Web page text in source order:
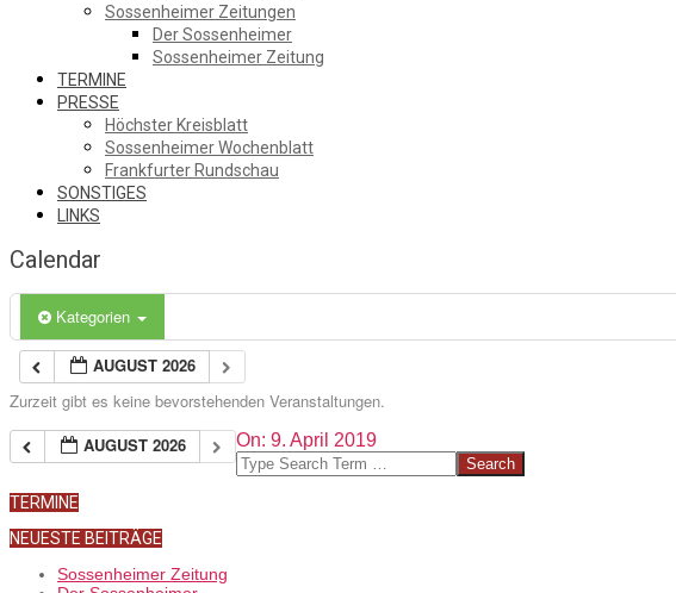
Sossenheimer Zeitungen
Der Sossenheimer
Sossenheimer Zeitung
TERMINE
PRESSE
Höchster Kreisblatt
Sossenheimer Wochenblatt
Frankfurter Rundschau
SONSTIGES
LINKS
Calendar
Kategorien
AUGUST 2026
Zurzeit gibt es keine bevorstehenden Veranstaltungen.
AUGUST 2026
2019-
04-
On: 9. April 2019
Search
TERMINE
NEUESTE BEITRÄGE
Sossenheimer Zeitung